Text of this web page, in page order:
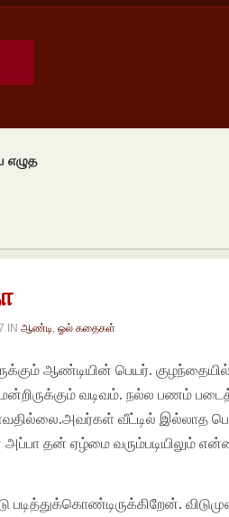
INஆண்டி ,ஓல் கதைகள்
ஆண்டியின் பெயர்.
வடிவம். நல்ல பணம்
வீட்டில் இல்லாத
தன் ஏழ்மை வரும்படியிலும்